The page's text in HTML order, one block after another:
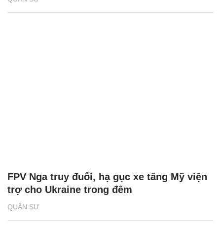
QUÂN SỰ
FPV Nga truy đuổi, hạ gục xe tăng Mỹ viện
trợ cho Ukraine trong đêm